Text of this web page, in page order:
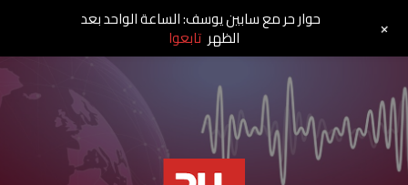
حوار حر مع سابين يوسف: الساعة الواحد بعد
الظهر تابعوا +